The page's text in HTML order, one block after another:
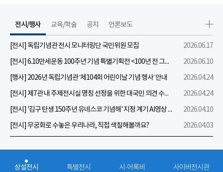
전시/행사
[전시] 독립기념관 전시 모니터링단 국민위원 모집
2026.06.17
[전시] 6.10만세운동 100주년 기념 특별기획전 <100년 전 그날을 보다: 6.10만세운동>
2026.06.10
[행사] 2026년 독립기념관 ‘제104회 어린이날 기념 행사’ 안내
2026.04.24
[전시] 제7관 내 주제전시실 명칭 선정을 위한 대국민 의견 수렴 실시
2026.04.24
[전시] '김구 탄생 150주년 유네스코 기념해' 지정 계기 AI영상 국민공모 개최 안내
2026.04.10
[전시] 무궁화로 수놓은 우리나라, 직접 색칠해볼까요?
2026.04.03
교육/학술 공지 언론보도
상설전시 특별전시 시·어록비 사이버전시관